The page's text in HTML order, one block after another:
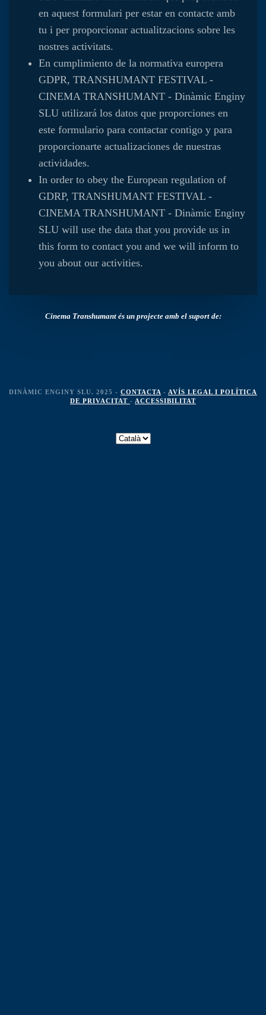
en aquest formulari per estar en contacte amb
tu i per proporcionar actualitzacions sobre les
nostres activitats.
En cumplimiento de la normativa europera
GDPR, TRANSHUMANT FESTIVAL -
CINEMA TRANSHUMANT - Dinàmic Enginy
SLU utilizará los datos que proporciones en
este formulario para contactar contigo y para
proporcionarte actualizaciones de nuestras
actividades.
In order to obey the European regulation of
GDRP, TRANSHUMANT FESTIVAL -
CINEMA TRANSHUMANT - Dinàmic Enginy
SLU will use the data that you provide us in
this form to contact you and we will inform to
you about our activities.
Cinema Transhumant és un projecte amb el suport de:
DINÀMIC ENGINY SLU. 2025 - CONTACTA - AVÍS LEGAL I POLÍTICA
DE PRIVACITAT - ACCESSIBILITAT